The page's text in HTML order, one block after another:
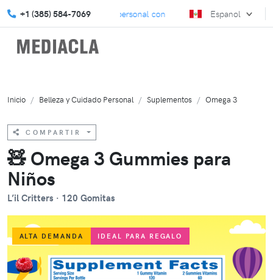
+1 (385) 584-7069
en inolvidable – hazlo personal con MediaCla. ¡Obtén
Espanol
Inicio Belleza y Cuidado Personal Suplementos Omega 3
COMPARTIR
🧸 Omega 3 Gummies para
Niños
L’il Critters · 120 Gomitas
ALTA DEMANDA IDEAL PARA REGALO